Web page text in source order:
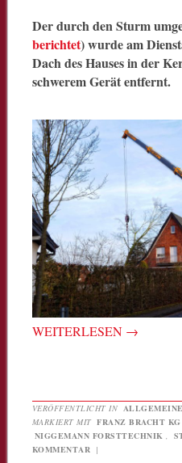
Der durch den Sturm
berichtet) wurde am
Dach des Hauses in der
schwerem Gerät entfernt.
WEITERLESEN →
VERÖFFENTLICHT IN
MARKIERT MIT FRANZ BRACHT KG
NIGGEMANN FORSTTECHNIK ,
KOMMENTAR |